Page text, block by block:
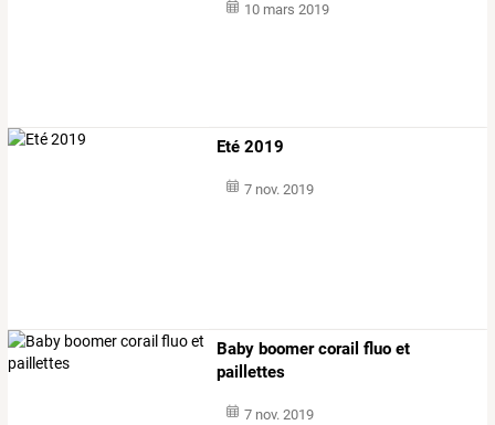
10 mars 2019
Eté 2019
7 nov. 2019
Baby boomer corail fluo et
paillettes
7 nov. 2019